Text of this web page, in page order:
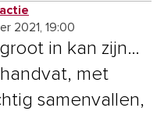
2021, 19:00
in kan zijn…
met
samenvallen,